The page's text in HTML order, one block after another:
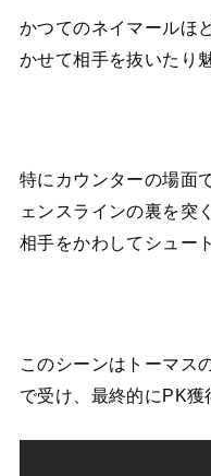
かつてのネイマールほ
かせて相手を抜いたり
特にカウンターの場面
ェンスラインの裏を突
相手をかわしてシュー
このシーンはトーマス
で受け、最終的にPK獲